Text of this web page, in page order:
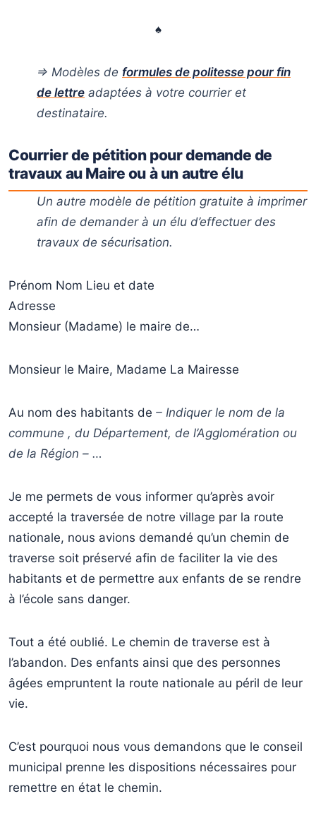
♠
⇒ Modèles de formules de politesse pour fin
de lettre adaptées à votre courrier et
destinataire.
Courrier de pétition pour demande de
travaux au Maire ou à un autre élu
Un autre modèle de pétition gratuite à imprimer
afin de demander à un élu d’effectuer des
travaux de sécurisation.
Prénom Nom Lieu et date
Adresse
Monsieur (Madame) le maire de…
Monsieur le Maire, Madame La Mairesse
Au nom des habitants de – Indiquer le nom de la
commune , du Département, de l’Agglomération ou
de la Région – …
Je me permets de vous informer qu’après avoir
accepté la traversée de notre village par la route
nationale, nous avions demandé qu’un chemin de
traverse soit préservé afin de faciliter la vie des
habitants et de permettre aux enfants de se rendre
à l’école sans danger.
Tout a été oublié. Le chemin de traverse est à
l’abandon. Des enfants ainsi que des personnes
âgées empruntent la route nationale au péril de leur
vie.
C’est pourquoi nous vous demandons que le conseil
municipal prenne les dispositions nécessaires pour
remettre en état le chemin.